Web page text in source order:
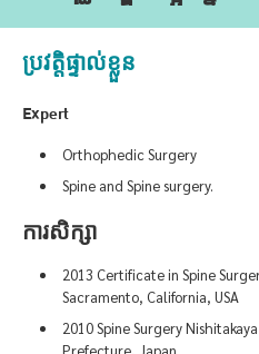
ប្រវត្តិផ្ទាល់ខ្លួន
Expert
Orthophedic Surgery
Spine and Spine surgery.
ការសិក្សា
2013 Certificate in Spine
Sacramento, California, USA
2010 Spine Surgery
Prefecture, Japan